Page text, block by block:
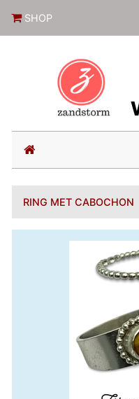
SHOP
(current)
RING MET CABOCHON